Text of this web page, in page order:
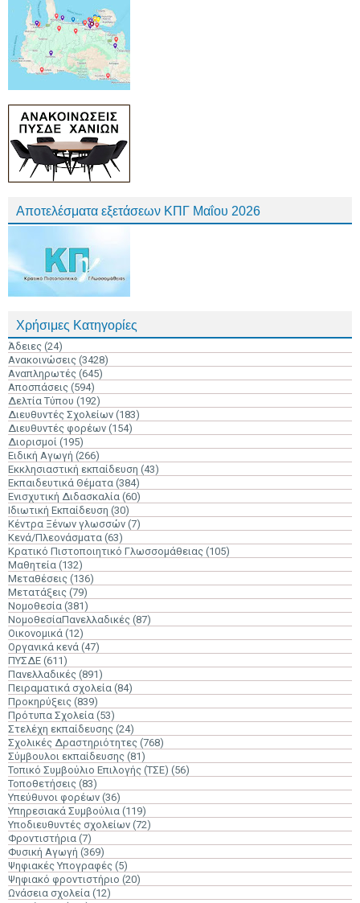
Αποτελέσματα εξετάσεων ΚΠΓ Μαΐου 2026
Χρήσιμες Κατηγορίες
Άδειες (24)
Ανακοινώσεις (3428)
Αναπληρωτές (645)
Αποσπάσεις (594)
Δελτία Τύπου (192)
Διευθυντές Σχολείων (183)
Διευθυντές φορέων (154)
Διορισμοί (195)
Ειδική Αγωγή (266)
Εκκλησιαστική εκπαίδευση (43)
Εκπαιδευτικά Θέματα (384)
Ενισχυτική Διδασκαλία (60)
Ιδιωτική Εκπαίδευση (30)
Κέντρα Ξένων γλωσσών (7)
Κενά/Πλεονάσματα (63)
Κρατικό Πιστοποιητικό Γλωσσομάθειας (105)
Μαθητεία (132)
Μεταθέσεις (136)
Μετατάξεις (79)
Νομοθεσία (381)
ΝομοθεσίαΠανελλαδικές (87)
Οικονομικά (12)
Οργανικά κενά (47)
ΠΥΣΔΕ (611)
Πανελλαδικές (891)
Πειραματικά σχολεία (84)
Προκηρύξεις (839)
Πρότυπα Σχολεία (53)
Στελέχη εκπαίδευσης (24)
Σχολικές Δραστηριότητες (768)
Σύμβουλοι εκπαίδευσης (81)
Τοπικό Συμβούλιο Επιλογής (ΤΣΕ) (56)
Τοποθετήσεις (83)
Υπεύθυνοι φορέων (36)
Υπηρεσιακά Συμβούλια (119)
Υποδιευθυντές σχολείων (72)
Φροντιστήρια (7)
Φυσική Αγωγή (369)
Ψηφιακές Υπογραφές (5)
Ψηφιακό φροντιστήριο (20)
Ωνάσεια σχολεία (12)